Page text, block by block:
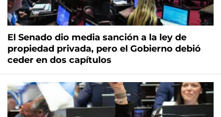
El Senado dio media sanción a la ley de
propiedad privada, pero el Gobierno debió
ceder en dos capítulos